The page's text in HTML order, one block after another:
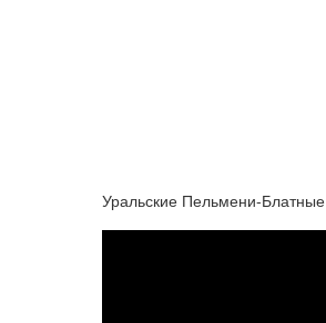
Уральские Пельмени-Блатные